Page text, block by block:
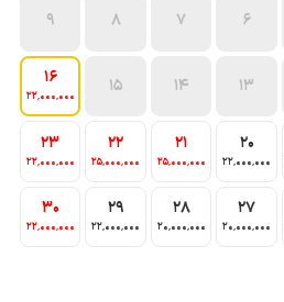
6
7
8
9
13
14
15
16
22٬000٬000
20
22٬000٬000
21
25٬000٬000
22
25٬000٬000
23
22٬000٬000
27
20٬000٬000
28
20٬000٬000
29
22٬000٬000
30
22٬000٬000